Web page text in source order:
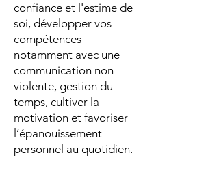
confiance et l'estime de
soi, développer vos
compétences
notamment avec une
communication non
violente, gestion du
temps, cultiver la
motivation et favoriser
l’épanouissement
personnel au quotidien.